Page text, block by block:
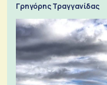
Γρηγόρης Τραγγανίδας